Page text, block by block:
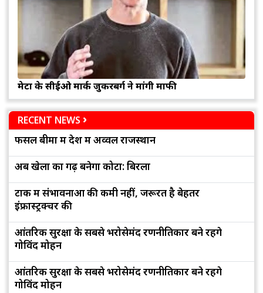
मेटा के सीईओ मार्क जुकरबर्ग ने मांगी माफी
RECENT NEWS
फसल बीमा में देश में अव्वल राजस्थान
अब खेलों का गढ़ बनेगा कोटा: बिरला
टोंक में संभावनाओं की कमी नहीं, जरूरत है बेहतर
इंफ्रास्ट्रक्चर की
आंतरिक सुरक्षा के सबसे भरोसेमंद रणनीतिकार बने रहेंगे
गोविंद मोहन
आंतरिक सुरक्षा के सबसे भरोसेमंद रणनीतिकार बने रहेंगे
गोविंद मोहन